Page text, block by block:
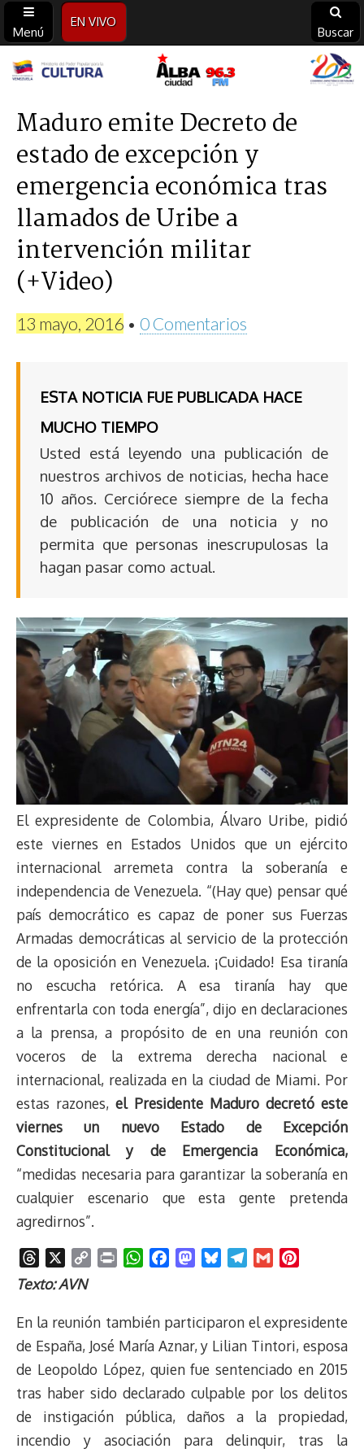
Menú
EN VIVO
Buscar
Alba
Ciudad
96.3
FM
Maduro emite Decreto de
estado de excepción y
emergencia económica tras
llamados de Uribe a
intervención militar
(+Video)
13 mayo, 2016 • 0 Comentarios
ESTA NOTICIA FUE PUBLICADA HACE
MUCHO TIEMPO
Usted está leyendo una publicación de
nuestros archivos de noticias, hecha hace
10 años. Cerciórece siempre de la fecha
de publicación de una noticia y no
permita que personas inescrupulosas la
hagan pasar como actual.
El expresidente de Colombia, Álvaro Uribe, pidió
este viernes en Estados Unidos que un ejército
internacional arremeta contra la soberanía e
independencia de Venezuela. “(Hay que) pensar qué
país democrático es capaz de poner sus Fuerzas
Armadas democráticas al servicio de la protección
de la oposición en Venezuela. ¡Cuidado! Esa tiranía
no escucha retórica. A esa tiranía hay que
enfrentarla con toda energía”, dijo en declaraciones
a la prensa, a propósito de en una reunión con
voceros de la extrema derecha nacional e
internacional, realizada en la ciudad de Miami. Por
estas razones,el Presidente Maduro decretó este
viernes un nuevo Estado de Excepción
Constitucional y de Emergencia Económica,
“medidas necesaria para garantizar la soberanía en
cualquier escenario que esta gente pretenda
agredirnos”.
h
e
d
s
y
i
n
k
n
W
t
s
A
p
p
e
o
o
k
M
t
d
o
n
e
s
k
y
e
a
m
i
t
e
s
t
Texto: AVN
En la reunión también participaron el expresidente
de España, José María Aznar, y Lilian Tintori, esposa
de Leopoldo López, quien fue sentenciado en 2015
tras haber sido declarado culpable por los delitos
de instigación pública, daños a la propiedad,
incendio y asociación para delinquir, tras la